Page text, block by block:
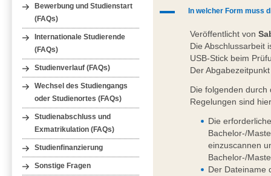
Bewerbung und Studienstart
(FAQs)
Internationale Studierende
(FAQs)
Studienverlauf (FAQs)
Wechsel des Studiengangs
oder Studienortes (FAQs)
Studienabschluss und
Exmatrikulation (FAQs)
Studienfinanzierung
Sonstige Fragen
A In welcher Form muss
Veröffentlicht von
Die Abschlussarbeit
USB-Stick beim
Der
Die folgenden
Regelungen sind
Die
Bachelor-/
einzuscannen
Bachelor-/
Der Dateiname